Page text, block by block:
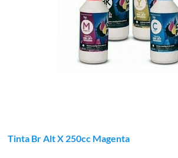
Tinta Br Alt X 250cc Magenta